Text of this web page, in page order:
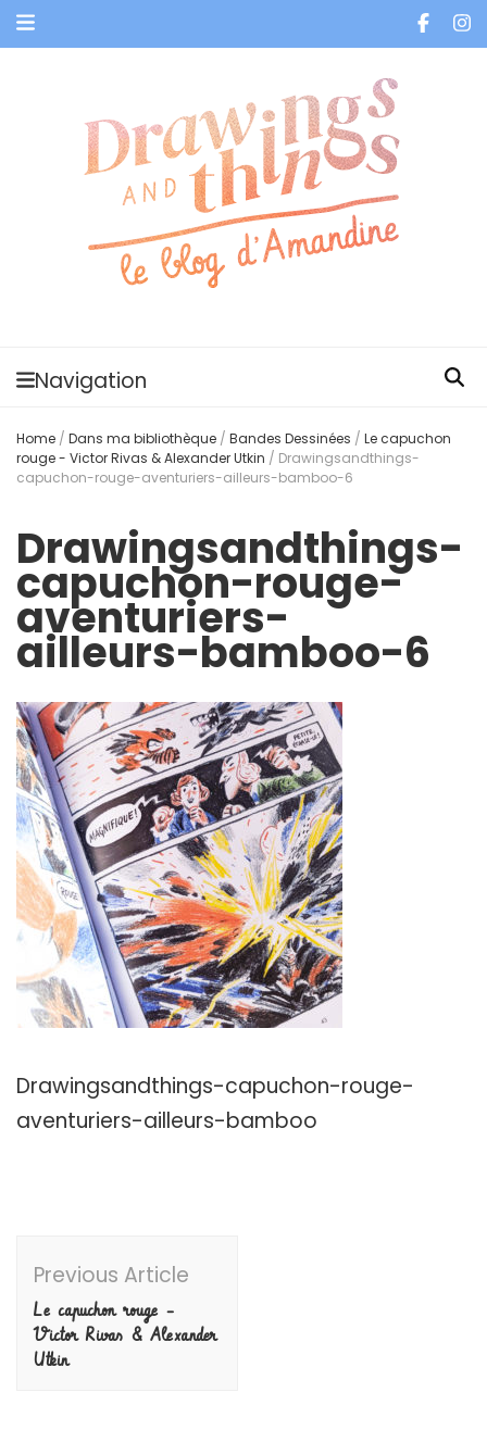
Navigation
Home / Dans ma bibliothèque / Bandes Dessinées / Le capuchon
rouge - Victor Rivas & Alexander Utkin / Drawingsandthings-
capuchon-rouge-aventuriers-ailleurs-bamboo-6
Drawingsandthings-
capuchon-rouge-
aventuriers-
ailleurs-bamboo-6
Drawingsandthings-capuchon-rouge-
aventuriers-ailleurs-bamboo
Navigation
Previous Article
Le capuchon rouge –
Victor Rivas & Alexander
Utkin